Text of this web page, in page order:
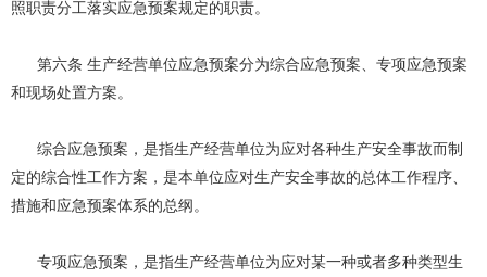
照职责分工落实应急预案规定的职责。
第六条 生产经营单位应急预案分为综合应急预案、专项应急预案
和现场处置方案。
综合应急预案，是指生产经营单位为应对各种生产安全事故而制
定的综合性工作方案，是本单位应对生产安全事故的总体工作程序、
措施和应急预案体系的总纲。
专项应急预案，是指生产经营单位为应对某一种或者多种类型生